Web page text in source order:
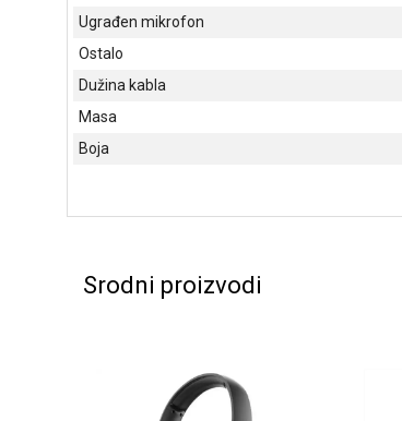
Ugrađen mikrofon
Ostalo
Dužina kabla
Masa
Boja
Srodni proizvodi